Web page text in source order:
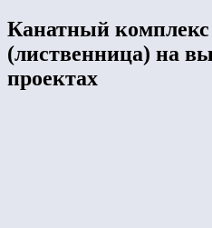
Канатный
(лиственница) на
проектах